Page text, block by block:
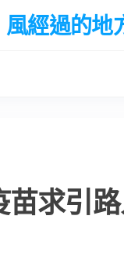
風經過的地
求引